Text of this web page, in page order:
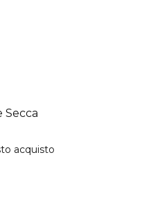
Secca
acquisto